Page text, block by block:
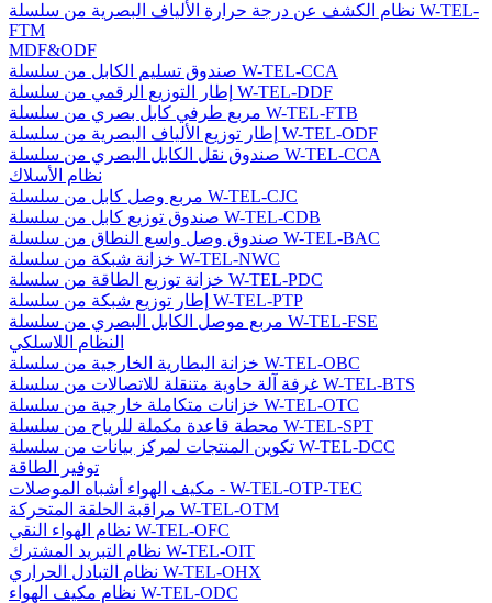
نظام الكشف عن درجة حرارة الألياف البصرية من سلسلة W-TEL-
FTM
MDF&ODF
صندوق تسليم الكابل من سلسلة W-TEL-CCA
إطار التوزيع الرقمي من سلسلة W-TEL-DDF
مربع طرفي كابل بصري من سلسلة W-TEL-FTB
إطار توزيع الألياف البصرية من سلسلة W-TEL-ODF
صندوق نقل الكابل البصري من سلسلة W-TEL-CCA
نظام الأسلاك
مربع وصل كابل من سلسلة W-TEL-CJC
صندوق توزيع كابل من سلسلة W-TEL-CDB
صندوق وصل واسع النطاق من سلسلة W-TEL-BAC
خزانة شبكة من سلسلة W-TEL-NWC
خزانة توزيع الطاقة من سلسلة W-TEL-PDC
إطار توزيع شبكة من سلسلة W-TEL-PTP
مربع موصل الكابل البصري من سلسلة W-TEL-FSE
النظام اللاسلكي
خزانة البطارية الخارجية من سلسلة W-TEL-OBC
غرفة آلة حاوية متنقلة للاتصالات من سلسلة W-TEL-BTS
خزانات متكاملة خارجية من سلسلة W-TEL-OTC
محطة قاعدة مكملة للرياح من سلسلة W-TEL-SPT
تكوين المنتجات لمركز بيانات من سلسلة W-TEL-DCC
توفير الطاقة
مكيف الهواء أشباه الموصلات - W-TEL-OTP-TEC
مراقبة الحلقة المتحركة W-TEL-OTM
نظام الهواء النقي W-TEL-OFC
نظام التبريد المشترك W-TEL-OIT
نظام التبادل الحراري W-TEL-OHX
نظام مكيف الهواء W-TEL-ODC